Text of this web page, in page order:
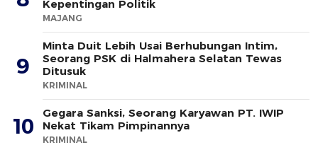
Kepentingan Politik
MAJANG
9
Minta Duit Lebih Usai Berhubungan Intim,
Seorang PSK di Halmahera Selatan Tewas
Ditusuk
KRIMINAL
10
Gegara Sanksi, Seorang Karyawan PT. IWIP
Nekat Tikam Pimpinannya
KRIMINAL